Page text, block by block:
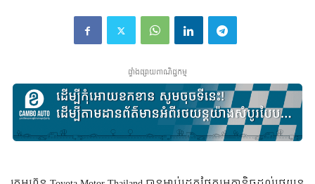
ផ្ទាំងផ្សាយពាណិជ្ជកម្ម